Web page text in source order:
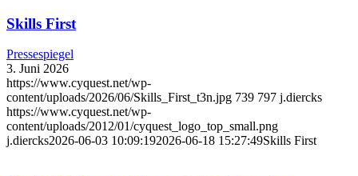
Skills First
Pressespiegel
3. Juni 2026
https://www.cyquest.net/wp-
content/uploads/2026/06/Skills_First_t3n.jpg 739 797 j.diercks
https://www.cyquest.net/wp-
content/uploads/2012/01/cyquest_logo_top_small.png
j.diercks2026-06-03 10:09:192026-06-18 15:27:49Skills First